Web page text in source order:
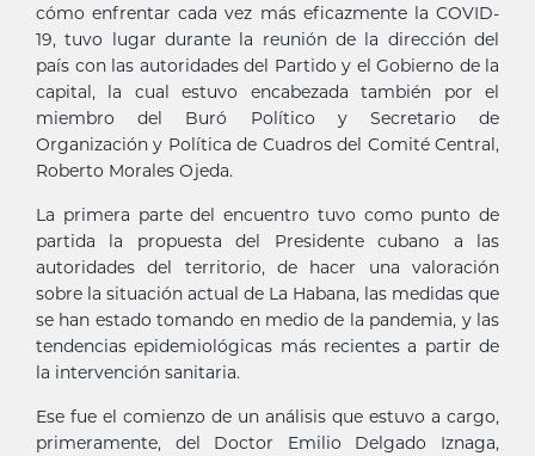
cómo enfrentar cada vez más eficazmente la COVID-
19, tuvo lugar durante la reunión de la dirección del
país con las autoridades del Partido y el Gobierno de la
capital, la cual estuvo encabezada también por el
miembro del Buró Político y Secretario de
Organización y Política de Cuadros del Comité Central,
Roberto Morales Ojeda.
La primera parte del encuentro tuvo como punto de
partida la propuesta del Presidente cubano a las
autoridades del territorio, de hacer una valoración
sobre la situación actual de La Habana, las medidas que
se han estado tomando en medio de la pandemia, y las
tendencias epidemiológicas más recientes a partir de
la intervención sanitaria.
Ese fue el comienzo de un análisis que estuvo a cargo,
primeramente, del Doctor Emilio Delgado Iznaga,